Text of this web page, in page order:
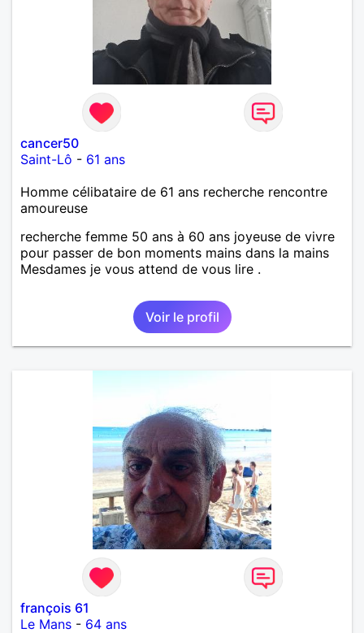
cancer50
Saint-Lô - 61 ans
Homme célibataire de 61 ans recherche rencontre
amoureuse
recherche femme 50 ans à 60 ans joyeuse de vivre
pour passer de bon moments mains dans la mains
Mesdames je vous attend de vous lire .
Voir le profil
françois 61
Le Mans - 64 ans